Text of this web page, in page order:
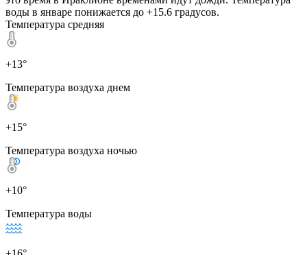
воды в январе понижается до +15.6 градусов.
Температура средняя
+13°
Температура воздуха днем
+15°
Температура воздуха ночью
+10°
Температура воды